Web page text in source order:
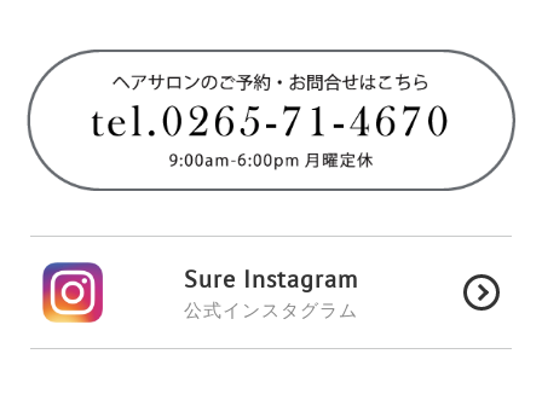
Sure Instagram
公式インスタグラム